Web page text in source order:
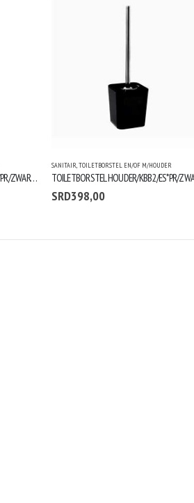
TANDENBORSTELHOUDER/KBB2/PO*PR/ZWART/ASTRA
SANITAIR,TOILETBORSTEL EN/OF M/HOUDER
SRD398,00